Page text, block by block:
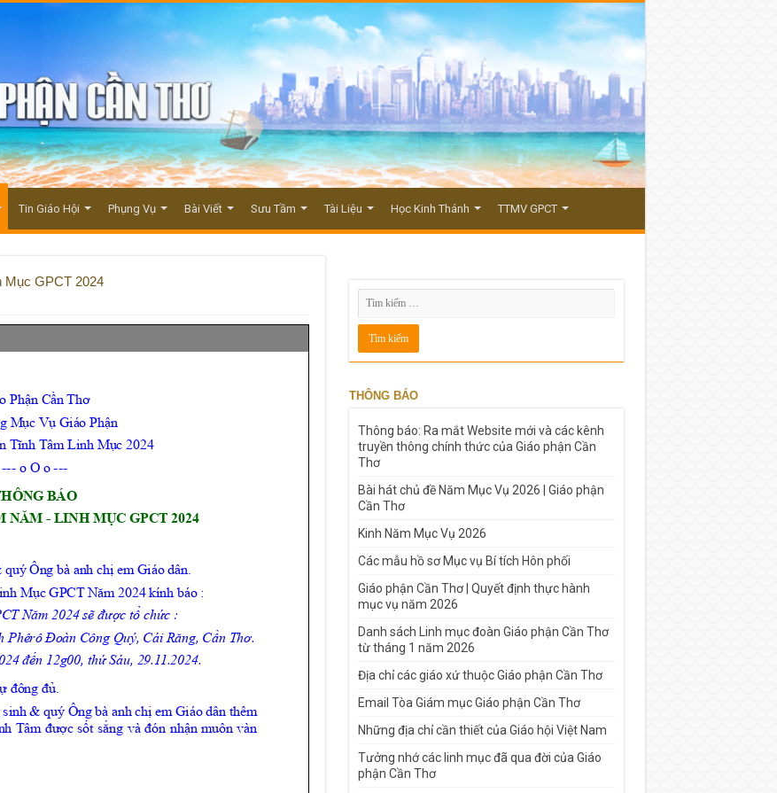
Tin Giáo Hội Phụng Vụ Bài Viết Sưu Tầm Tài Liệu Học Kinh Thánh TTMV GPCT
Mục GPCT 2024
THÔNG BÁO
Thông báo: Ra mắt Website mới và các kênh
truyền thông chính thức của Giáo phận Cần
Thơ
Bài hát chủ đề Năm Mục Vụ 2026 | Giáo phận
Cần Thơ
Kinh Năm Mục Vụ 2026
Các mẫu hồ sơ Mục vụ Bí tích Hôn phối
Giáo phận Cần Thơ | Quyết định thực hành
mục vụ năm 2026
Danh sách Linh mục đoàn Giáo phận Cần Thơ
từ tháng 1 năm 2026
Địa chỉ các giáo xứ thuộc Giáo phận Cần Thơ
Email Tòa Giám mục Giáo phận Cần Thơ
Những địa chỉ cần thiết của Giáo hội Việt Nam
Tưởng nhớ các linh mục đã qua đời của Giáo
phận Cần Thơ